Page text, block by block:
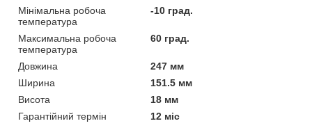
Мінімальна робоча
температура
-10 град.
Максимальна робоча
температура
60 град.
Довжина
247 мм
Ширина
151.5 мм
Висота
18 мм
Гарантійний термін
12 міс